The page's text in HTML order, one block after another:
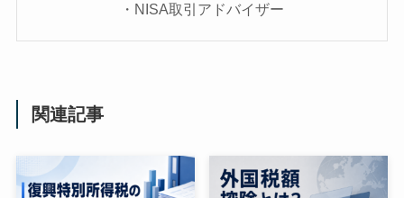
・NISA取引アドバイザー
関連記事